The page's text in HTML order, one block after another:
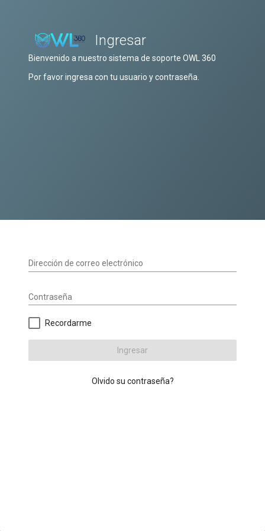
Ingresar
Bienvenido a nuestro sistema de soporte OWL 360
Por favor ingresa con tu usuario y contraseña.
Dirección de correo electrónico
Contraseña
Recordarme
Ingresar
Olvido su contraseña?